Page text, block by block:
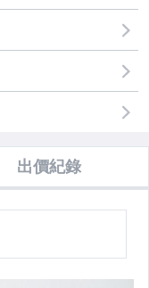
出價紀錄